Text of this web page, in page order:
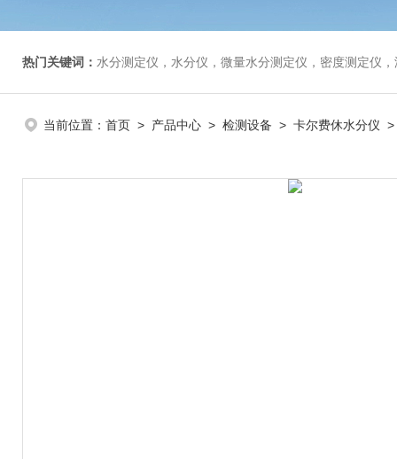
热门关键词： 水分测定仪，水分仪，微量水分测定仪，密度测定仪
当前位置： 首页 > 产品中心 > 检测设备 > 卡尔费休水分仪 >